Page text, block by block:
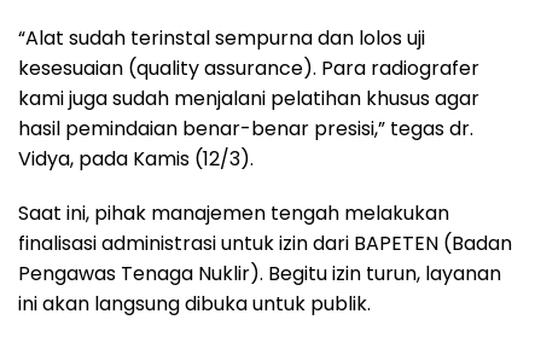
“Alat sudah terinstal sempurna dan lolos uji
kesesuaian (quality assurance). Para radiografer
kami juga sudah menjalani pelatihan khusus agar
hasil pemindaian benar-benar presisi,” tegas dr.
Vidya, pada Kamis (12/3).
Saat ini, pihak manajemen tengah melakukan
finalisasi administrasi untuk izin dari BAPETEN (Badan
Pengawas Tenaga Nuklir). Begitu izin turun, layanan
ini akan langsung dibuka untuk publik.